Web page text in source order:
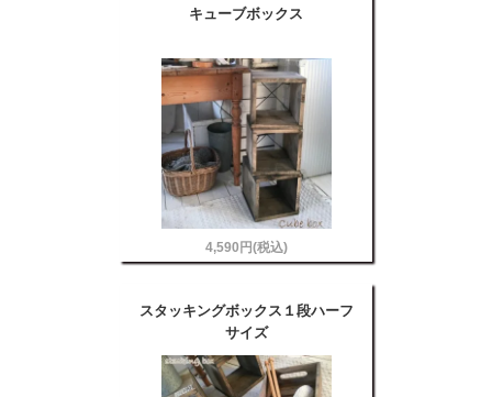
キューブボックス
4,590円(税込)
スタッキングボックス１段ハーフ
サイズ